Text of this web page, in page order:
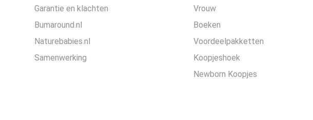
Garantie en klachten
Bumaround.nl
Naturebabies.nl
Samenwerking
Vrouw
Boeken
Voordeelpakketten
Koopjeshoek
Newborn Koopjes